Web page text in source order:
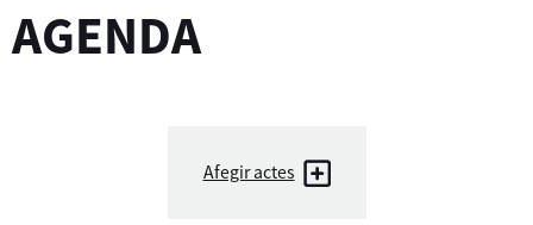
AGENDA
Afegir actes